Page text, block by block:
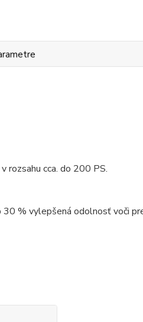
rozsahu cca. do 200 PS.
% vylepšená odolnosť voči